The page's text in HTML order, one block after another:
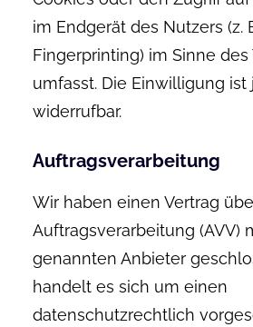
im Endgerät des Nutzers (z.
Fingerprinting) im Sinne des
umfasst. Die Einwilligung ist
widerrufbar.
Auftragsverarbeitung
Wir haben einen Vertrag
Auftragsverarbeitung (AVV)
genannten Anbieter
handelt es sich um einen
datenschutzrechtlich